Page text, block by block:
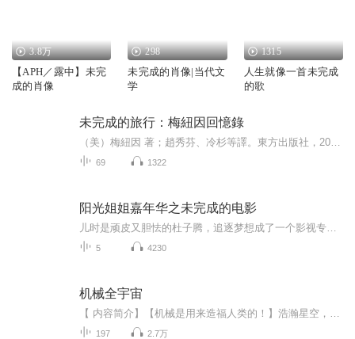
3.8万
【APH／露中】未完
成的肖像
298
未完成的肖像|当代文
学
1315
人生就像一首未完成
的歌
未完成的旅行：梅紐因回憶錄
69 1322
阳光姐姐嘉年华之未完成的电影
5 4230
机械全宇宙
197 2.7万